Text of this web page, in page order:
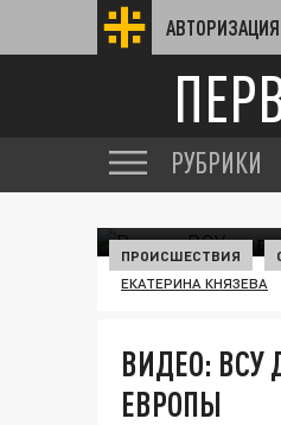
АВТОРИЗАЦИЯ
РУБРИКИ
ПРОИСШЕСТВИЯ
ЕКАТЕРИНА КНЯЗЕВА
ВИДЕО:
ЕВРОПЫ